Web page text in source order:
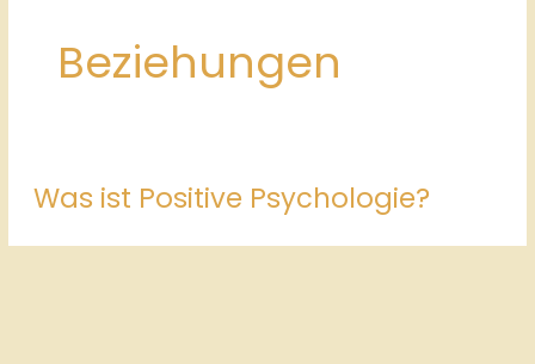
Beziehungen
Was ist Positive Psychologie?